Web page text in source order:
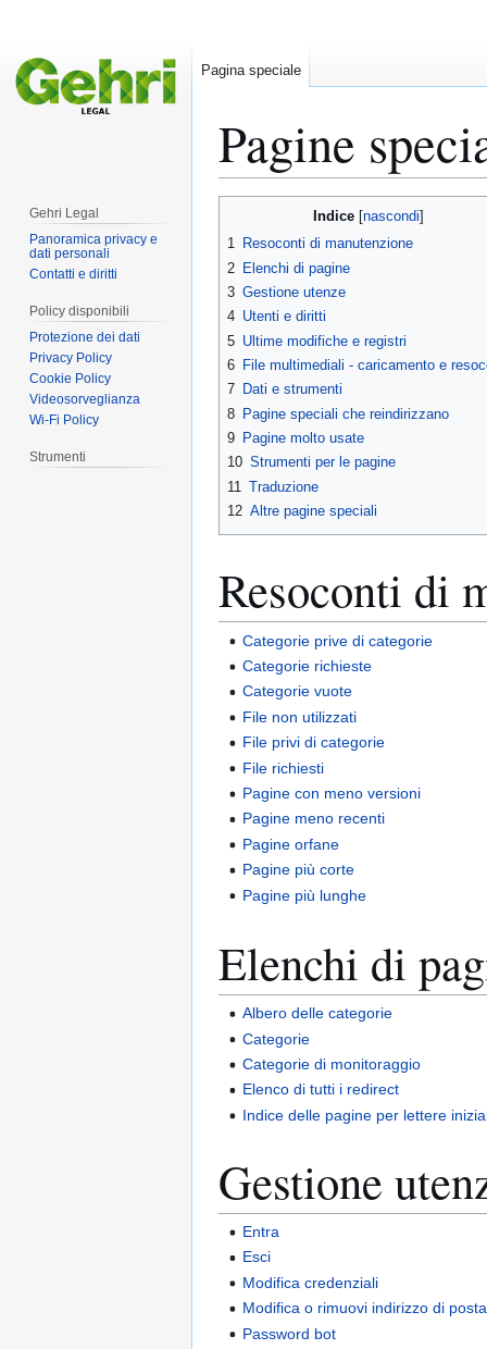
Pagine
Indice
1 Resoconti di manutenzione
2 Elenchi di pagine
3 Gestione utenze
4 Utenti e diritti
5 Ultime modifiche e registri
6 File multimediali - caricamento e
7 Dati e strumenti
8 Pagine speciali che reindirizzano
9 Pagine molto usate
10 Strumenti per le pagine
11 Traduzione
12 Altre pagine speciali
Resoconti di
Categorie prive di categorie
Categorie richieste
Categorie vuote
File non utilizzati
File privi di categorie
File richiesti
Pagine con meno versioni
Pagine meno recenti
Pagine orfane
Pagine più corte
Pagine più lunghe
Elenchi di
Albero delle categorie
Categorie
Categorie di monitoraggio
Elenco di tutti i redirect
Indice delle pagine per lettere
Gestione
Entra
Esci
Modifica credenziali
Modifica o rimuovi indirizzo di
Password bot
Pagina speciale
Gehri Legal
Panoramica privacy e
dati personali
Contatti e diritti
Policy disponibili
Protezione dei dati
Privacy Policy
Cookie Policy
Videosorveglianza
Wi-Fi Policy
Strumenti